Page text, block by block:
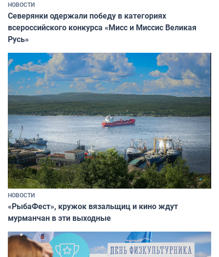
НОВОСТИ
Северянки одержали победу в категориях
всероссийского конкурса «Мисс и Миссис Великая
Русь»
НОВОСТИ
«РыбаФест», кружок вязальщиц и кино ждут
мурманчан в эти выходные